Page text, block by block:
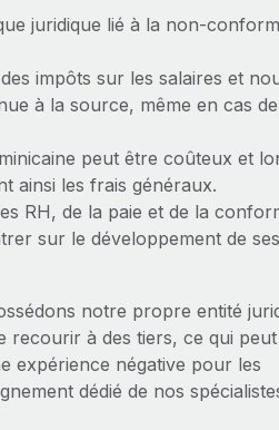
juridique lié à la non-
impôts sur les salaires et
à la source, même en cas de
peut être coûteux et
ainsi les frais généraux.
RH, de la paie et de la
sur le développement de ses
notre propre entité
recourir à des tiers, ce qui peut
expérience négative pour les
dédié de nos